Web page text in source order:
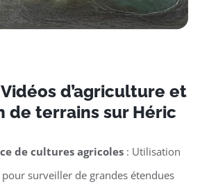
d’agriculture et
de terrains sur Héric
de cultures agricoles: Utilisation
surveiller de grandes étendues